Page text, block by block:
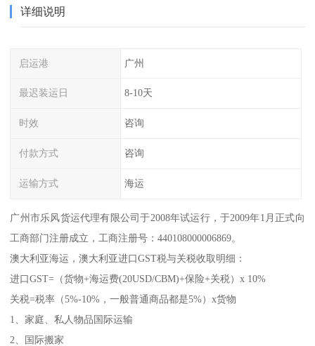
详细说明
启运港 广州
最迟装运日 8-10天
时效 咨询
付款方式 咨询
运输方式 海运
广州市乐风货运代理有限公司于2008年试运行，于2009年1月正式向
工商部门注册成立，工商注册号：440108000006869。
澳大利亚海运，澳大利亚进口GST税与关税收取明细：
进口GST=（货物+海运费(20USD/CBM)+保险+关税）x 10%
关税=税率（5%-10%，一般普通商品都是5%）x货物
1、家庭、私人物品国际运输
2、国际搬家